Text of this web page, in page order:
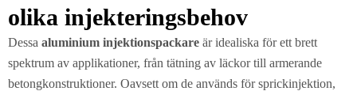
olika injekteringsbehov
Dessa aluminium injektionspackare är idealiska för ett brett
spektrum av applikationer, från tätning av läckor till armerande
betongkonstruktioner. Oavsett om de används för sprickinjektion,